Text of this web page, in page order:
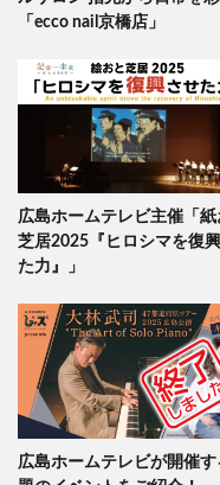
「ecco nail京橋店」
広島ホームテレビ主催「紙
芝居2025『ヒロシマを復
た力』」
広島ホームテレビが開催す